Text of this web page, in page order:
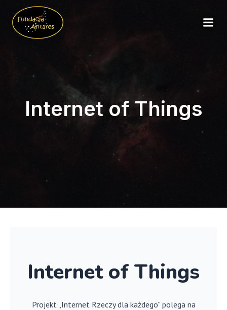
Internet of Things
Internet of Things
Projekt „Internet Rzeczy dla każdego” polega na